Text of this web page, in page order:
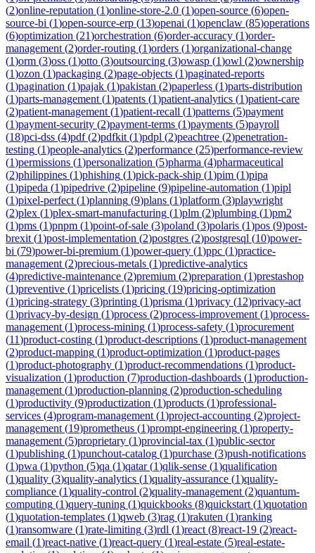
(2)online-reputation (1)online-store-2.0 (1)open-source (6)open-
source-bi (1)open-source-erp (13)openai (1)openclaw (85)operations
(6)optimization (21)orchestration (6)order-accuracy (1)order-
management (2)order-routing (1)orders (1)organizational-change
(1)orm (3)oss (1)otto (3)outsourcing (3)owasp (1)owl (2)ownership
(1)ozon (1)packaging (2)page-objects (1)paginated-reports
(1)pagination (1)pajak (1)pakistan (2)paperless (1)parts-distribution
(1)parts-management (1)patents (1)patient-analytics (1)patient-care
(2)patient-management (1)patient-recall (1)patterns (5)payment
(1)payment-security (2)payment-terms (1)payments (5)payroll
(18)pci-dss (4)pdf(2)pdfkit (1)pdpl (2)peachtree (2)penetration-
testing (1)people-analytics (2)performance (25)performance-review
(1)permissions (1)personalization (5)pharma (4)pharmaceutical
(2)philippines (1)phishing (1)pick-pack-ship (1)pim (1)pipa
(1)pipeda (1)pipedrive (2)pipeline (9)pipeline-automation (1)pipl
(1)pixel-perfect (1)planning (9)plans (1)platform (3)playwright
(2)plex (1)plex-smart-manufacturing (1)plm (2)plumbing (1)pm2
(1)pms (1)pnpm (1)point-of-sale (3)poland (3)polaris (1)pos (9)post-
brexit (1)post-implementation (2)postgres (2)postgresql (10)power-
bi (79)power-bi-premium (1)power-query (1)ppc (1)practice-
management (2)precious-metals (1)predictive-analytics
(4)predictive-maintenance (2)premium (2)preparation (1)prestashop
(1)preventive (1)pricelists (1)pricing (19)pricing-optimization
(1)pricing-strategy (3)printing (1)prisma (1)privacy (12)privacy-act
(1)privacy-by-design (1)process (2)process-improvement (1)process-
management (1)process-mining (1)process-safety (1)procurement
(11)product-costing (1)product-descriptions (1)product-management
(2)product-mapping (1)product-optimization (1)product-pages
(1)product-photography (1)product-recommendations (1)product-
visualization (1)production (7)production-dashboards (1)production-
management (1)production-planning (2)production-scheduling
(1)productivity (9)productization (1)products (1)professional-
services (4)program-management (1)project-accounting (2)project-
management (19)prometheus (1)prompt-engineering (1)property-
management (5)proprietary (1)provincial-tax (1)public-sector
(1)publishing (1)punchout-catalog (1)purchase (3)push-notifications
(1)pwa (1)python (5)qa (1)qatar(1)qlik-sense (1)qualification
(1)quality (3)quality-analytics (1)quality-assurance (1)quality-
compliance (1)quality-control (2)quality-management (2)quantum-
computing (1)query-tuning (1)quickbooks (8)quickstart (1)quotation
(1)quotation-templates (1)qweb (3)rag (1)rakuten (1)ranking
(1)ransomware (1)rate-limiting (3)rdl (1)react (8)react-19 (2)react-
email (1)react-native (1)react-query (1)real-estate (5)real-estate-